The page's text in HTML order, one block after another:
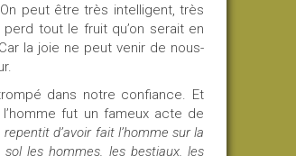
peut être très intelligent, très
tout le fruit qu’on serait en
la joie ne peut venir de nous-
dans notre confiance. Et
fut un fameux acte de
repentit d’avoir fait l’homme sur la
les hommes, les bestiaux, les